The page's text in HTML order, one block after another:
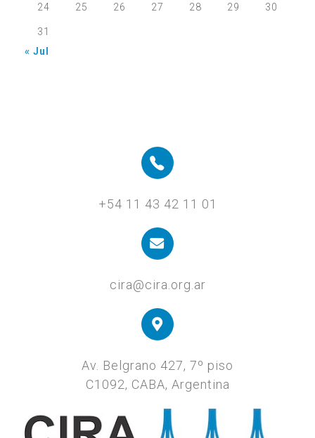
24 25 26 27 28 29 30
31
« Jul
+54 11 43 42 11 01
cira@cira.org.ar
Av. Belgrano 427, 7º piso
C1092, CABA, Argentina